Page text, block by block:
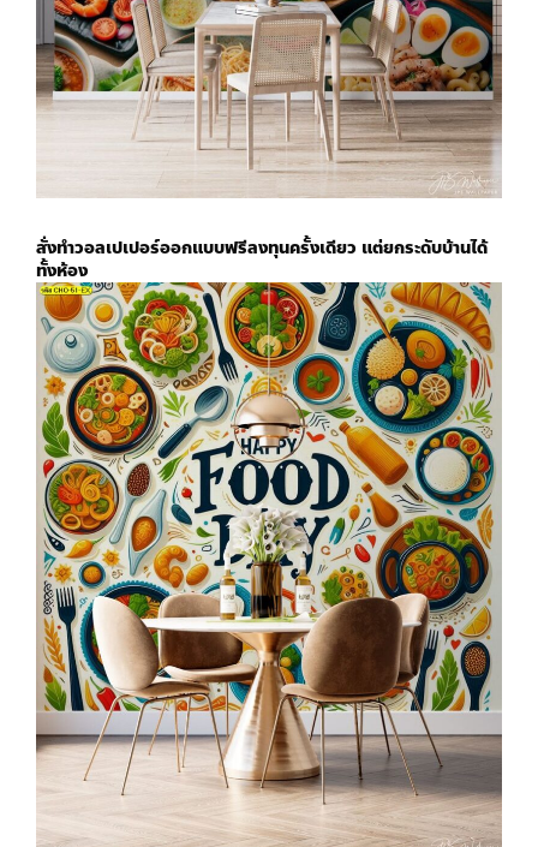
สั่งทำวอลเปเปอร์ออกแบบฟรีลงทุนครั้งเดียว แต่ยกระดับบ้านได้
ทั้งห้อง